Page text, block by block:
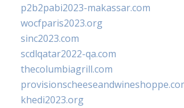
p2b2pabi2023-makassar.com
wocfparis2023.org
sinc2023.com
scdlqatar2022-qa.com
thecolumbiagrill.com
khedi2023.org